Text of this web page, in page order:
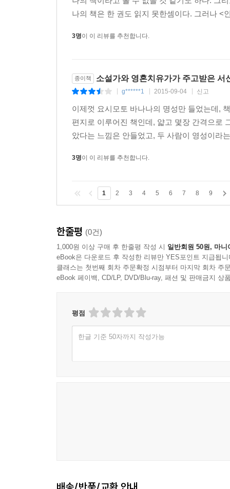
생각합니까?
6. 오늘날 역사 인식 문제로 한국과 일본의 관계
- 저는 한류 드라마만 보고, 이승기와 2NE1을
걸리겠지만, 두 나라 사이의 문제가 분명히 해
가교가 될 수 있기를 바랍니다.
7. 소설과 달리 개인적인 아픔까지 솔직하게
꿋꿋한 인생을 살아왔습니다. 모두가 반드시 해
1. 몸이 불편한데도 힘든 봉사활동을 하면서 느끼
- 주는 일과 받은 일에 관한 우주의 법칙은 내
자신에게만 열중하지 않을 수 있다.
제한된다.
나의 책은 한 권도 읽지 못한셈이다. 그러나
3명이 이 리뷰를 추천합니다.
종이책 소설가와 영혼치유가가 주고받은 서
g******1 2015-09-04 신고
이제껏 요시모토 바나나의 명성만 들었는데,
편지로 이루어진 책인데, 얇고 몇장 간격으로
았다는 느낌은 안들었고, 두 사람이 영성이라
3명이 이 리뷰를 추천합니다.
1 2 3 4 5 6 7 8 9
한줄평 (0건)
1,000원 이상 구매 후 한줄평 작성 시 일반회원 50원, 마니
eBook은 다운로드 후 작성한 리뷰만 YES포인트 지급됩니
클래스는 첫번째 회차 주문확정 시점부터 마지막 회차 주
eBook 페이백, CD/LP, DVD/Blu-ray, 패션 및 판매금지 상
평점
한글 기준 50자까지 작성가능